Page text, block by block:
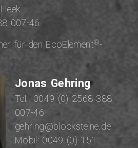
007-46
für den EcoElement®-
Jonas Gehring
Tel.: 0049 (0) 2568 388
007-46
gehring@blocksteine.de
Mobil: 0049 (0) 151